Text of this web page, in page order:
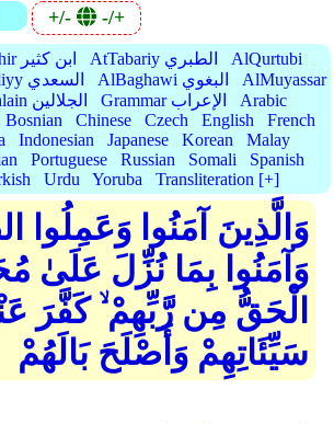
+/- -/+
IbnKathir ابن كثير AtTabariy الطبري
AlQurtubi
AsSaadiyy السعدي AlBaghawi البغوي
AlMuyassar
AlJalalain الجلالين Grammar الإعراب
Arabic
Bosnian Chinese Czech English
French
Indonesian Japanese Korean
Malay
Portuguese Russian Somali
Spanish
Urdu Yoruba Transliteration [+]
وَالَّذِينَ آمَنُوا وَعَمِلُوا
وَآمَنُوا بِمَا نُزِّلَ عَلَىٰ
الْحَقُّ مِن رَّبِّهِمْ ۙ كَفَّرَ
سَيِّئَاتِهِمْ وَأَصْلَحَ بَالَهُمْ